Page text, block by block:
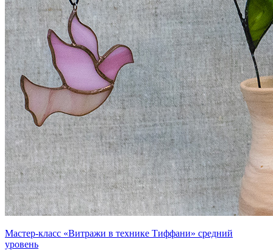
Мастер-класс «Витражи в технике Тиффани» средний
уровень